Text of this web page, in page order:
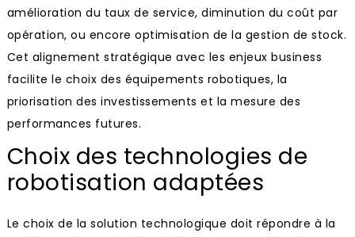
amélioration du taux de service, diminution du coût par
opération, ou encore optimisation de la gestion de stock.
Cet alignement stratégique avec les enjeux business
facilite le choix des équipements robotiques, la
priorisation des investissements et la mesure des
performances futures.
Choix des technologies de
robotisation adaptées
Le choix de la solution technologique doit répondre à la